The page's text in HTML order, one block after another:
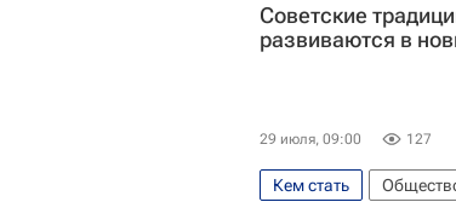
Советские
развиваются в
29 июля, 09:00 127
Кем стать